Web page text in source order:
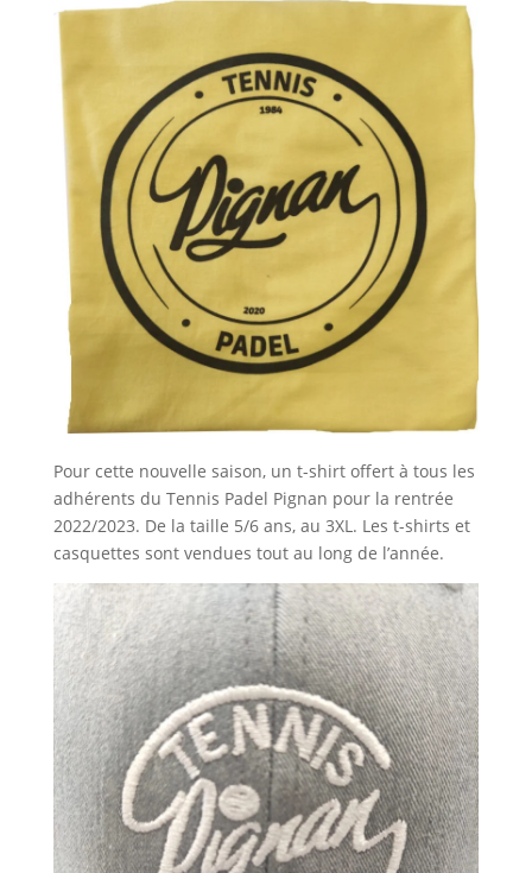
Pour cette nouvelle saison, un t-shirt offert à tous les
adhérents du Tennis Padel Pignan pour la rentrée
2022/2023. De la taille 5/6 ans, au 3XL. Les t-shirts et
casquettes sont vendues tout au long de l’année.